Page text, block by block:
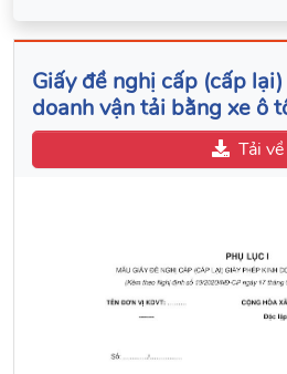
Giấy đề nghị cấp (cấp
doanh vận tải bằng xe ô
Tải về